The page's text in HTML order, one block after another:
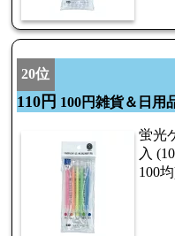
20位
110円 100円雑貨＆日用
蛍光
入
100